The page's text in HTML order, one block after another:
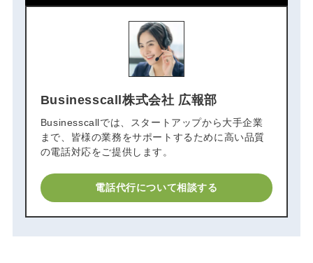
Businesscall株式会社 広報部
Businesscallでは、スタートアップから大手企業
まで、皆様の業務をサポートするために高い品質
の電話対応をご提供します。
電話代行について相談する